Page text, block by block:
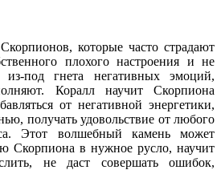
которые часто страдают
плохого настроения и не
из-под гнета негативных эмоций,
Коралл научит Скорпиона
от негативной энергетики,
получать удовольствие от любого
Этот волшебный камень может
Скорпиона в нужное русло, научит
не даст совершать ошибок,